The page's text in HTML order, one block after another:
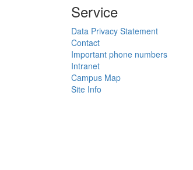
Service
Data Privacy Statement
Contact
Important phone numbers
Intranet
Campus Map
Site Info